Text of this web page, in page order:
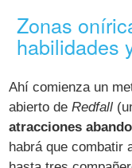
Zonas
habilidades
Ahí comienza un
abierto deRedfall
atracciones
habrá que combatir